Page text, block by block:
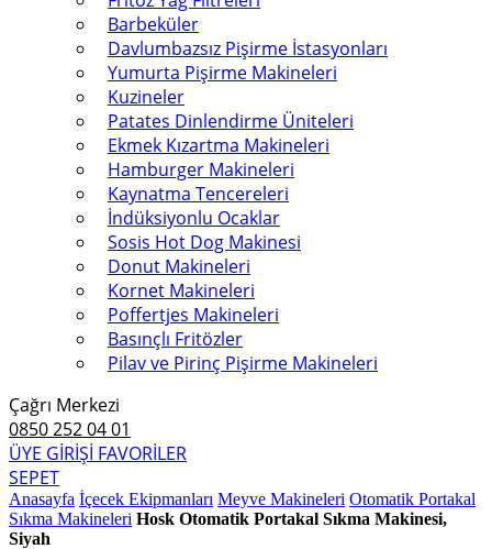
Barbeküler
Davlumbazsız Pişirme İstasyonları
Yumurta Pişirme Makineleri
Kuzineler
Patates Dinlendirme Üniteleri
Ekmek Kızartma Makineleri
Hamburger Makineleri
Kaynatma Tencereleri
İndüksiyonlu Ocaklar
Sosis Hot Dog Makinesi
Donut Makineleri
Kornet Makineleri
Poffertjes Makineleri
Basınçlı Fritözler
Pilav ve Pirinç Pişirme Makineleri
Çağrı Merkezi
0850 252 04 01
ÜYE GİRİŞİ FAVORİLER
SEPET
Anasayfa İçecek Ekipmanları Meyve Makineleri Otomatik Portakal
Sıkma Makineleri Hosk Otomatik Portakal Sıkma Makinesi,
Siyah